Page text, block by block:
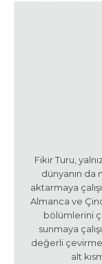
Fikir Turu,
dünyanın da
aktarmaya
Almanca ve
bölümlerini
sunmaya
değerli
alt